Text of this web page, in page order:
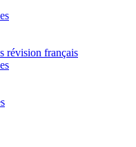
révision français